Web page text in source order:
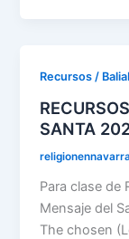
Recursos /
SANTA
Para clase de
Mensaje del
The chosen